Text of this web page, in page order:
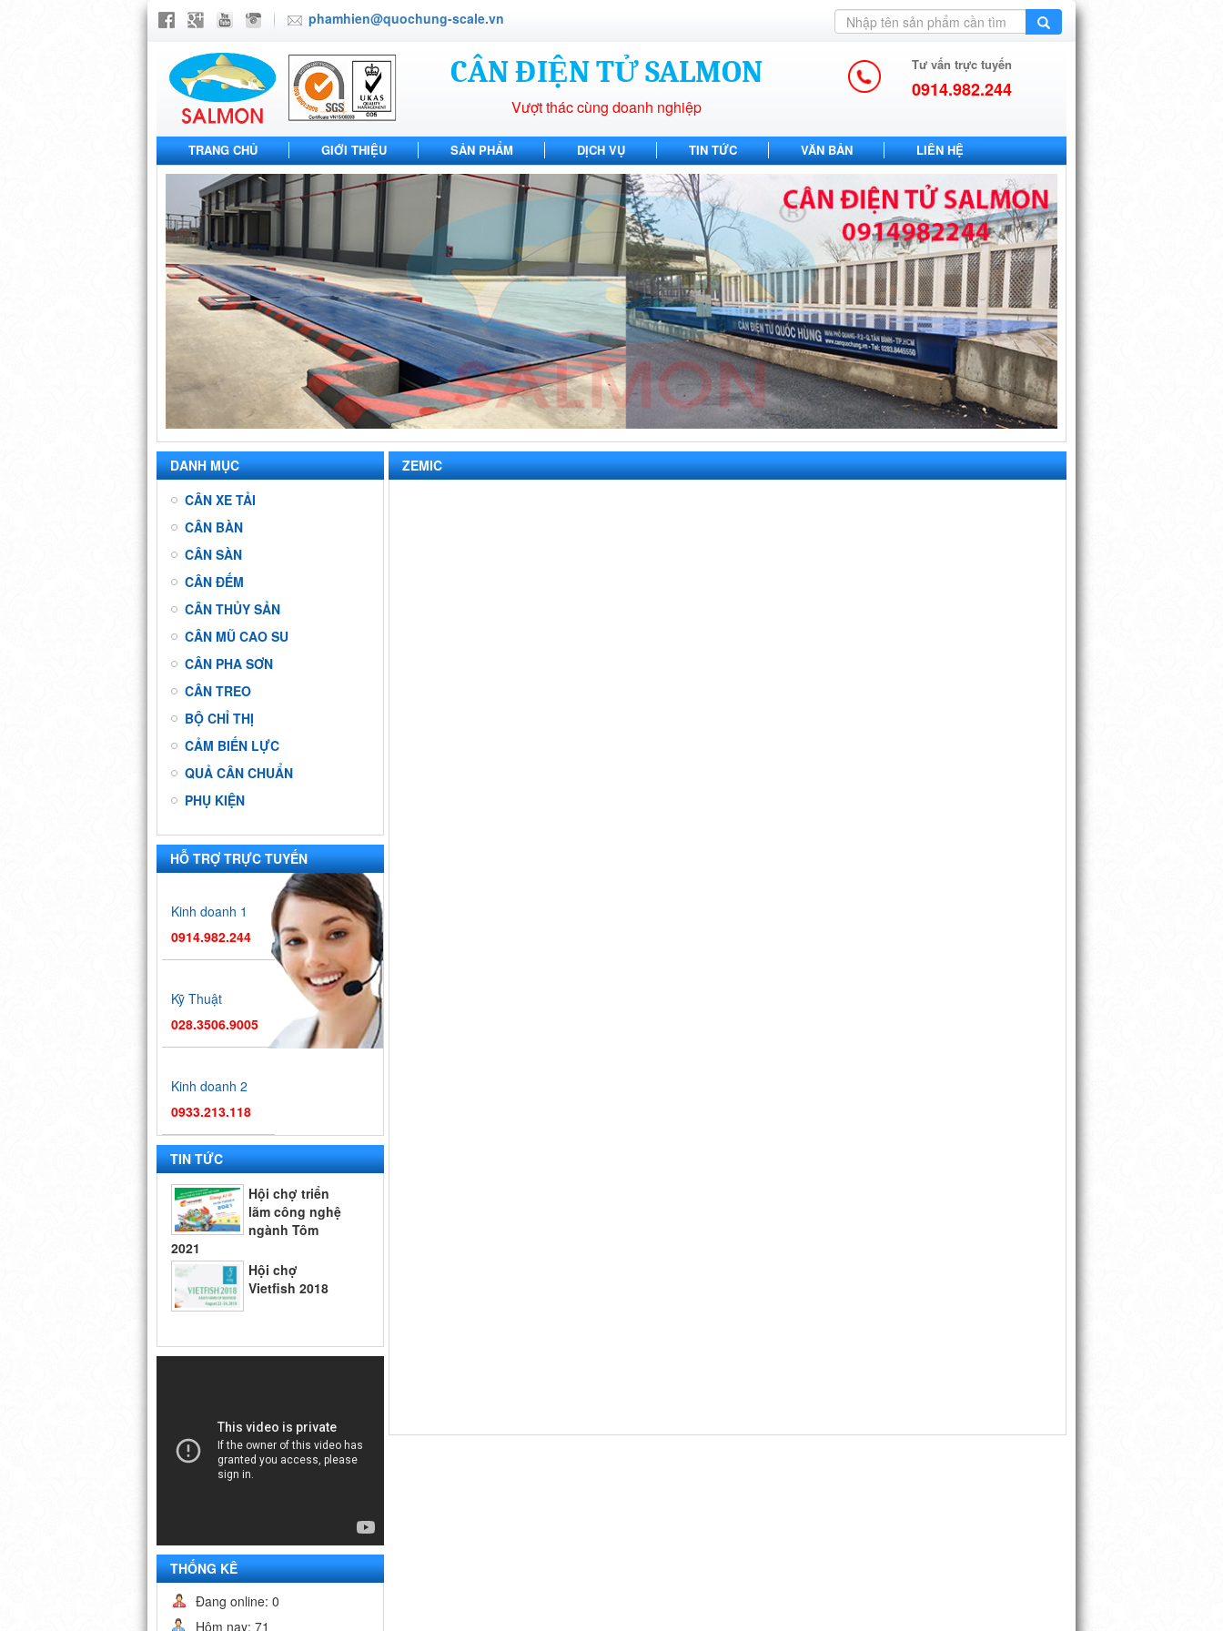
phamhien@quochung-scale.vn
CÂN ĐIỆN TỬ SALMON
Vượt thác cùng doanh nghiệp
Tư vấn trực tuyến
0914.982.244
TRANG CHỦ GIỚI THIỆU SẢN PHẨM DỊCH VỤ TIN TỨC VĂN BẢN LIÊN HỆ
DANH MỤC
CÂN XE TẢI
CÂN BÀN
CÂN SÀN
CÂN ĐẾM
CÂN THỦY SẢN
CÂN MŨ CAO SU
CÂN PHA SƠN
CÂN TREO
BỘ CHỈ THỊ
CẢM BIẾN LỰC
QUẢ CÂN CHUẨN
PHỤ KIỆN
HỖ TRỢ TRỰC TUYẾN
Kinh doanh 1
0914.982.244
Kỹ Thuật
028.3506.9005
Kinh doanh 2
0933.213.118
TIN TỨC
Hội chợ
Vietfish 2018
Hội chợ triển
lãm công nghệ
ngành Tôm
2021
Hội chợ
Vietfish 2018
Hội chợ triển
lãm công nghệ
THỐNG KÊ
Đang online: 0
Hôm nay: 71
ZEMIC